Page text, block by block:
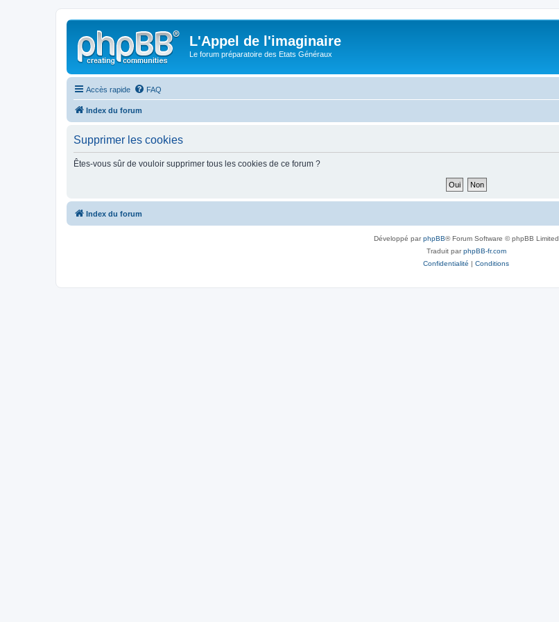
L'Appel de l'imaginaire
Le forum préparatoire des Etats Généraux
Accès rapide FAQ
Index du forum
Supprimer les cookies
Êtes-vous sûr de vouloir supprimer tous les cookies de ce forum ?
Index du forum
Développé parphpBB® Forum Software © phpBB Limited
Traduit parphpBB-fr.com
Confidentialité | Conditions